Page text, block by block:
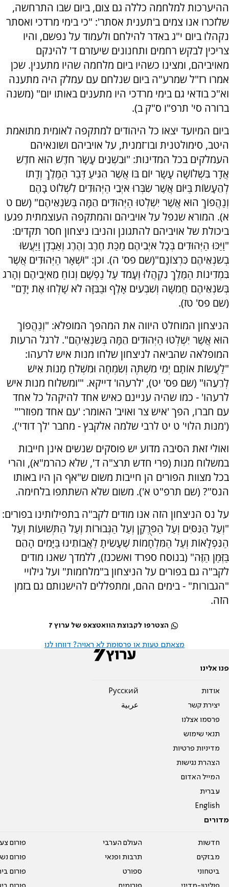
ההיערכות למלחמה כללה גם צום, ביום שבו התרחשה,
שלזכרו אנו צמים ב'תענית אסתר': "כי בימי מרדכי ואסתר
נקהלו ביום י"ג באדר להילחם ולעמוד על נפשם, והיו
צריכין לבקש רחמים ותחנונים שיעזרם ד' להינקם
מאויביהם, ומצינו כשהיו ביום מלחמה שהיו מתענין. שכן
אמרו רז"ל שמרע"ה ביום שנלחם עם עמלק היה מתענה
וא"כ בודאי גם בימי מרדכי היו מתענים באותו יום" (משנה
ברורה סי' תרפ"ו ס"ק ב).
ביום המיועד יצאו כל היהודים למתקפה לאומית מתואמת
היטב, סימולטנית ובו־זמנית, על אויביהם ושונאיהם
העמלקים בכל המדינות: "וּבִשְׁנֵים עָשָׂר חֹדֶשׁ הוּא חֹדֶשׁ
אֲדָר בִּשְׁלוֹשָׁה עָשָׂר יוֹם בּוֹ אֲשֶׁר הִגִּיעַ דְּבַר הַמֶּלֶךְ וְדָתוֹ
לְהֵעָשׂוֹת בַּיּוֹם אֲשֶׁר שִׂבְּרוּ אֹיְבֵי הַיְּהוּדִים לִשְׁלוֹט בָּהֶם
וְנַהֲפוֹךְ הוּא אֲשֶׁר יִשְׁלְטוּ הַיְּהוּדִים הֵמָּה בְּשֹׂנְאֵיהֶם" (שם ט
א). המורא שנפל על אויביהם והמתקפה העוצמתית פגעו
ביכולת של אויביהם להתגונן והניבו ניצחון חסר תקדים:
"וַיַּכּוּ הַיְּהוּדִים בְּכָל אֹיְבֵיהֶם מַכַּת חֶרֶב וְהֶרֶג וְאַבְדָן וַיַּעֲשׂוּ
בְשֹׂנְאֵיהֶם כִּרְצוֹנָם"(שם פס' ה). וכן: "וּשְׁאָר הַיְּהוּדִים אֲשֶׁר
בִּמְדִינוֹת הַמֶּלֶךְ נִקְהֲלוּ וְעָמֹד עַל נַפְשָׁם וְנוֹחַ מֵאֹיְבֵיהֶם וְהָרֹג
בְּשֹׂנְאֵיהֶם חֲמִשָּׁה וְשִׁבְעִים אָלֶף וּבַבִּזָּה לֹא שָׁלְחוּ אֶת יָדָם"
(שם פס' טז).
הניצחון המוחלט היווה את המהפך המופלא: "וְנַהֲפוֹךְ
הוּא אֲשֶׁר יִשְׁלְטוּ הַיְּהוּדִים הֵמָּה בְּשֹׂנְאֵיהֶם". לרגל הרעות
המופלאה שהביאה לניצחון שלחו מנות איש לרעהו:
"לַעֲשׂוֹת אוֹתָם יְמֵי מִשְׁתֶּה וְשִׂמְחָה וּמִשְׁלֹחַ מָנוֹת אִישׁ
לְרֵעֵהוּ" (שם פס' יט), 'לרעהו' דייקא. "'ומשלוח מנות איש
לרעהו' - כמו שהיה עניינם כאיש אחד להיקהל כל אחד
עם חברו, הפך 'איש צר ואויב' האומר: 'עם אחד מפוזר'"
('מנות הלוי' ט יט לרבי שלמה אלקבץ - מחבר 'לך דודי').
ואולי זאת הסיבה מדוע יש פוסקים שנשים אינן חייבות
במשלוח מנות (פרי חדש תרצ"ה ד', שלא כהרמ"א), והרי
בכל מצוות הפורים הן חייבות משום ש"אף הן היו באותו
הנס"? (שם תרפ"ט א'). משום שלא השתתפו בלחימה.
על נס הניצחון הזה אנו מודים לקב"ה בתפילותינו בפורים:
"וְעַל הַנִּסִּים וְעַל הַפֻּרְקָן וְעַל הַגְּבוּרוֹת וְעַל הַתְּשׁוּעוֹת וְעַל
הַנִּפְלָאוֹת וְעַל הַמִּלְחָמוֹת שֶׁעָשִׂיתָ לַאֲבוֹתֵינוּ בַּיָּמִים הָהֵם
בַּזְּמַן הַזֶּה" (בנוסח ספרד ואשכנז), ללמדך שאנו מודים
לקב"ה גם בפורים על הניצחון ב"מלחמות" ועל גילויי
"הגבורות" - בימים ההם, ומתפללים להישנותם גם בזמן
הזה.
הצטרפו לקבוצת הוואטצאפ של ערוץ 7
מצאתם טעות או פרסומת לא ראויה? דווחו לנו
פנו אלינו
אודות
יצירת קשר
פרסמו אצלנו
תנאי שימוש
מדיניות פרטיות
הצהרת נגישות
המייל האדום
עברית
English
Pусский
عربية
מדורים
חדשות
מבזקים
ביטחוני
העולם הערבי
תרבות ופנאי
ספורט
פורום
פורום
פורום